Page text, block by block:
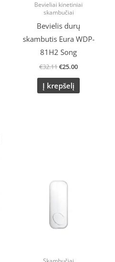
Bevieliai kinetiniai
skambučiai
Bevielis durų
skambutis Eura WDP-
81H2 Song
€32.11€25.00
Į krepšelį